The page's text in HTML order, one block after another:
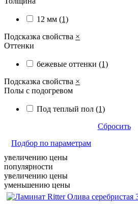
12 мм (1)
Подсказка свойства ×
Оттенки
бежевые оттенки (1)
Подсказка свойства ×
Полы с подогревом
Под теплый пол (1)
Сбросить
Подбор по параметрам
увеличению цены
популярности
увеличению цены
уменьшению цены